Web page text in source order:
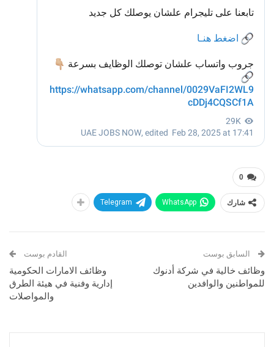
0
شارك WhatsApp
Telegram
السابق بوست
وظائف خالية في شركة أدنوك
للمواطنين والوافدين
القادم بوست
وظائف الامارات الحكومية
إدارية وفنية في هيئة الطرق
والمواصلات